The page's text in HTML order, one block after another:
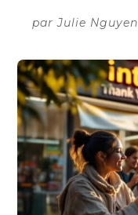
parJulie Nguyen